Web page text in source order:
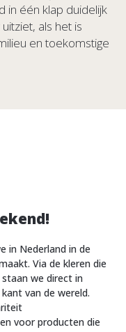
in één klap duidelijk
als het is
en toekomstige
in Nederland in de
Via de kleren die
we direct in
van de wereld.
voor producten die